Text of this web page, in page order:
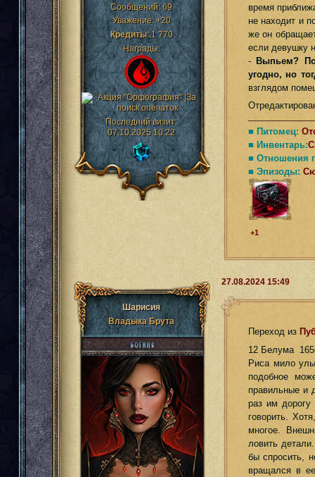
Сообщений:69
Уважение: +20
Кредиты:1 770
Награды:
Последний визит:
07.10.2025 10:22
время
не находит и
же он
если девушку
- Выпьем?
угодно, но
взглядом
■ Питомец:
■ Инвентарь:
■ Отношения
■ Эпизоды:
+1
27.08.2024 15:49
Шарисия
Владыка Брута
Переход из
12 Белума
Риса мило
подобное
правильные и
раз им дорогу
говорить.
многое.
ловить
бы спросить,
вращался в